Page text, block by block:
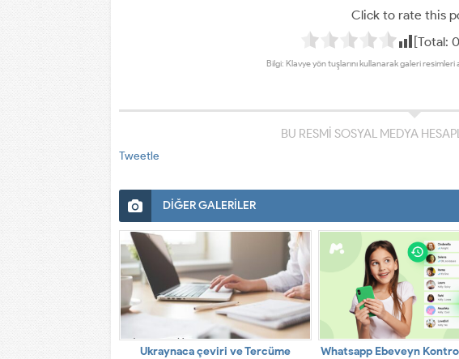
Click to rate this
[Total: 0
Bilgi: Klavye yön tuşlarını kullanarak galeri
BU RESMİ SOSYAL MEDYA
Tweetle
DİĞER GALERİLER
Ukraynaca çeviri ve Tercüme
Whatsapp Ebeveyn